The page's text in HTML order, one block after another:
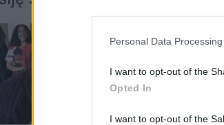
Personal Data
I want to opt-out of the
Opted In
I want to opt-out of the